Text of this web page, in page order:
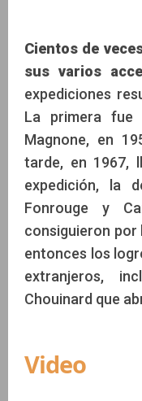
Cientos de
sus varios
expediciones
La primera fue
Magnone, en
tarde, en 1967,
expedición, la
Fonrouge y
consiguieron por
entonces los
extranjeros,
Chouinard que
Video